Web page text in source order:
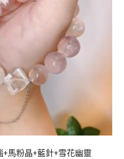
馬粉晶+藍針+雪花幽靈